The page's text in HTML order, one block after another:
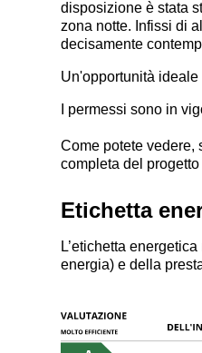
disposizione è stata
zona notte. Infissi di
decisamente
Un'opportunità
I permessi sono in
Come potete vedere,
completa del
Etichetta
L’etichetta
energia) e della